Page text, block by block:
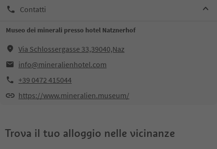
Contatti
Museo dei minerali presso hotel Natznerhof
Via Schlossergasse 33,39040,Naz
info@mineralienhotel.com
+39 0472 415044
https://www.mineralien.museum/
Trova il tuo alloggio nelle vicinanze